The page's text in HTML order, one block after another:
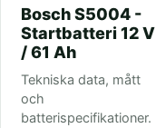
Bosch S5004 -
Startbatteri 12 V
/ 61 Ah
Tekniska data, mått
och
batterispecifikationer.